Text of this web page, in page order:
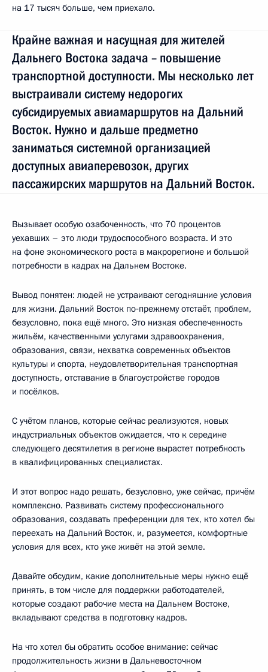
на 17 тысяч больше, чем приехало.
Крайне важная и насущная для жителей
Дальнего Востока задача – повышение
транспортной доступности. Мы несколько лет
выстраивали систему недорогих
субсидируемых авиамаршрутов на Дальний
Восток. Нужно и дальше предметно
заниматься системной организацией
доступных авиаперевозок, других
пассажирских маршрутов на Дальний Восток.
Вызывает особую озабоченность, что 70 процентов
уехавших – это люди трудоспособного возраста. И это
на фоне экономического роста в макрорегионе и большой
потребности в кадрах на Дальнем Востоке.
Вывод понятен: людей не устраивают сегодняшние условия
для жизни. Дальний Восток по‑прежнему отстаёт, проблем,
безусловно, пока ещё много. Это низкая обеспеченность
жильём, качественными услугами здравоохранения,
образования, связи, нехватка современных объектов
культуры и спорта, неудовлетворительная транспортная
доступность, отставание в благоустройстве городов
и посёлков.
С учётом планов, которые сейчас реализуются, новых
индустриальных объектов ожидается, что к середине
следующего десятилетия в регионе вырастет потребность
в квалифицированных специалистах.
И этот вопрос надо решать, безусловно, уже сейчас, причём
комплексно. Развивать систему профессионального
образования, создавать преференции для тех, кто хотел бы
переехать на Дальний Восток, и, разумеется, комфортные
условия для всех, кто уже живёт на этой земле.
Давайте обсудим, какие дополнительные меры нужно ещё
принять, в том числе для поддержки работодателей,
которые создают рабочие места на Дальнем Востоке,
вкладывают средства в подготовку кадров.
На что хотел бы обратить особое внимание: сейчас
продолжительность жизни в Дальневосточном